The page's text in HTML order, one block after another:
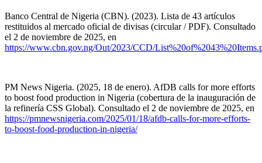
Banco Central de Nigeria (CBN). (2023). Lista de 43 artículos
restituidos al mercado oficial de divisas (circular / PDF). Consultado
el 2 de noviembre de 2025, en
https://www.cbn.gov.ng/Out/2023/CCD/
PM News Nigeria. (2025, 18 de enero). AfDB calls for more efforts
to boost food production in Nigeria (cobertura de la inauguración de
la refinería CSS Global). Consultado el 2 de noviembre de 2025, en
https://pmnewsnigeria.com/2025/01/18/afdb-calls-for-more-efforts-
to-boost-food-production-in-nigeria/